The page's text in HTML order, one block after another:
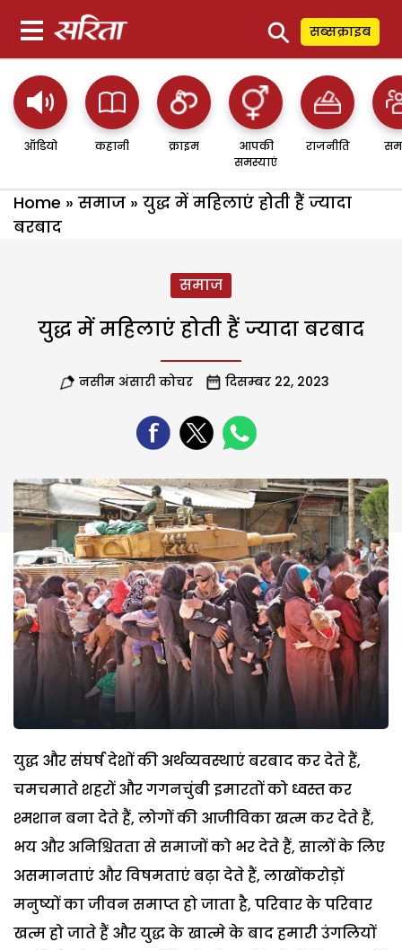
⚲ सब्सक्राइब
ऑडियो कहानी क्राइम
आपकी
समस्याएं
राजनीति
Home » समाज » युद्ध में महिलाएं होती हैं ज्यादा
बरबाद
समाज
युद्ध में महिलाएं होती हैं ज्यादा बरबाद
नसीम अंसारी कोचर दिसम्बर 22, 2023
युद्ध और संघर्ष देशों की अर्थव्यवस्थाएं बरबाद कर देते हैं,
चमचमाते शहरों और गगनचुंबी इमारतों को ध्वस्त कर
श्मशान बना देते हैं, लोगों की आजीविका खत्म कर देते हैं,
भय और अनिश्चितता से समाजों को भर देते हैं, सालों के लिए
असमानताएं और विषमताएं बढ़ा देते हैं, लाखोंकरोड़ों
मनुष्यों का जीवन समाप्त हो जाता है, परिवार के परिवार
खत्म हो जाते हैं और युद्ध के खात्मे के बाद हमारी उंगलियों